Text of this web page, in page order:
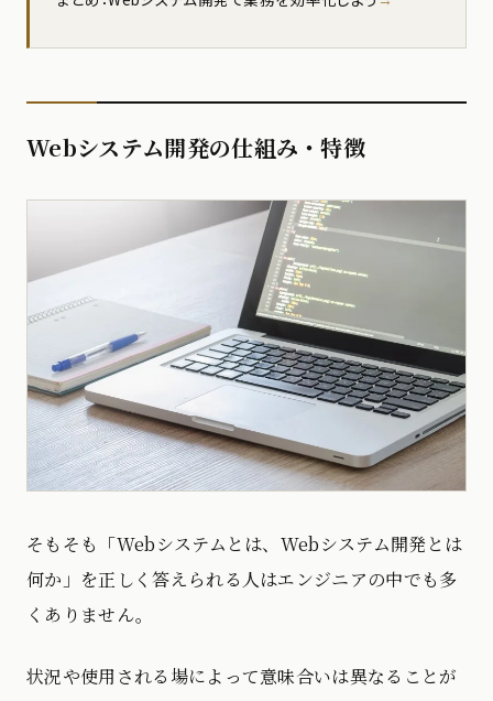
Webシステム開発の仕組み・特徴
そもそも「Webシステムとは、Webシステム開発とは
何か」を正しく答えられる人はエンジニアの中でも多
くありません。
状況や使用される場によって意味合いは異なることが